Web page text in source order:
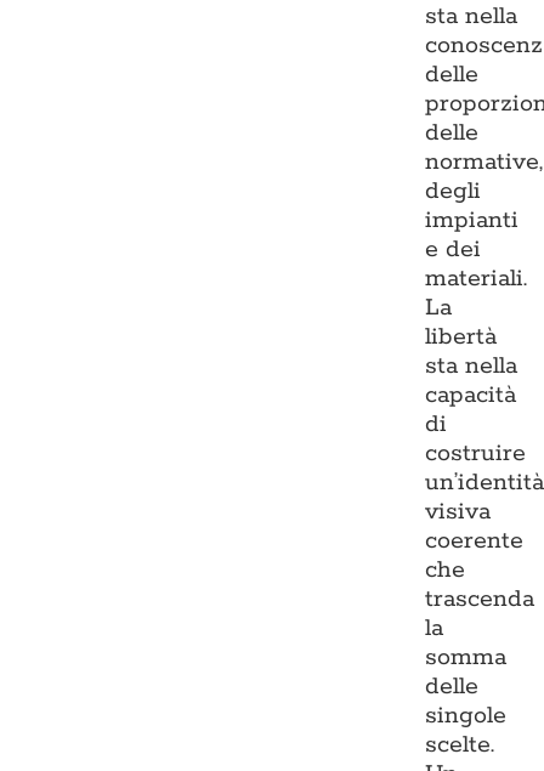
sta nella
delle
delle
normative,
degli
impianti
e dei
materiali.
La
libertà
sta nella
capacità
di
costruire
un’identità
visiva
coerente
che
trascenda
la
somma
delle
singole
scelte.